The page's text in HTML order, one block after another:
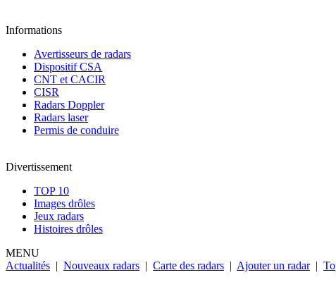
Informations
Avertisseurs de radars
Dispositif CSA
CNT et CACIR
CISR
Radars Doppler
Radars laser
Permis de conduire
Divertissement
TOP 10
Images drôles
Jeux radars
Histoires drôles
MENU
Actualités | Nouveaux radars | Carte des radars | Ajouter un radar |